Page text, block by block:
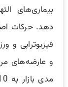
بیماری‌های
دهد. حرکات
فیزیوتراپی و
و عارضه‌های